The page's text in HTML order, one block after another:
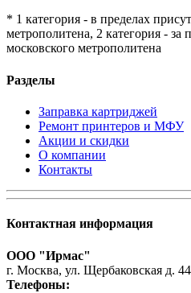
* 1 категория - в пределах
метрополитена, 2 категория - за
московского метрополитена
Разделы
Заправка картриджей
Ремонт принтеров и МФУ
Акции и скидки
О компании
Контакты
Контактная информация
ООО "Ирмас"
г. Москва, ул. Щербаковская д.
Телефоны: